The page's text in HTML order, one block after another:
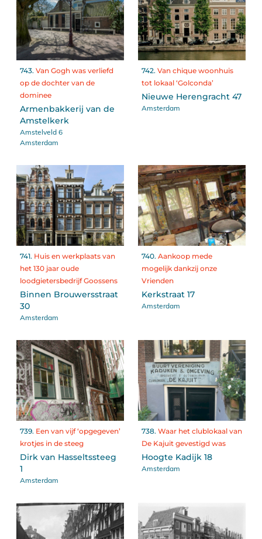
743. Van Gogh was verliefd
op de dochter van de
dominee
Armenbakkerij van de
Amstelkerk
Amstelveld 6
Amsterdam
742. Van chique woonhuis
tot lokaal ‘Golconda’
Nieuwe Herengracht 47
Amsterdam
741. Huis en werkplaats van
het 130 jaar oude
loodgietersbedrijf Goossens
Binnen Brouwersstraat
30
Amsterdam
740. Aankoop mede
mogelijk dankzij onze
Vrienden
Kerkstraat 17
Amsterdam
739. Een van vijf ‘opgegeven’
krotjes in de steeg
Dirk van Hasseltssteeg
1
Amsterdam
738. Waar het clublokaal van
De Kajuit gevestigd was
Hoogte Kadijk 18
Amsterdam